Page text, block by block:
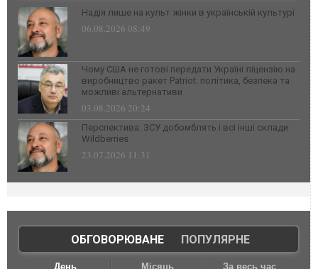
Надія лише на культ жінки в українській культурі
06.08.2026 08:49
Чому США не готові передати Україні ліцензію на
виробництво ракет Patriot: політика, безпека та
можливі альтернативи
03.08.2026 20:24
Перспектива: ЗСУ добомблять і всі інші склади
Wildberries
23.07.2026 11:31
ОБГОВОРЮВАНЕ| ПОПУЛЯРНЕ
День Місяць За весь час